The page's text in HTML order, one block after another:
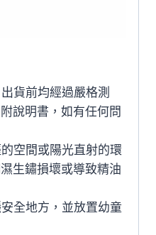
貨前均經過嚴格測
說明書，如有任何問
空間或陽光直射的環
生鏽損壞或導致精油
全地方，並放置幼童